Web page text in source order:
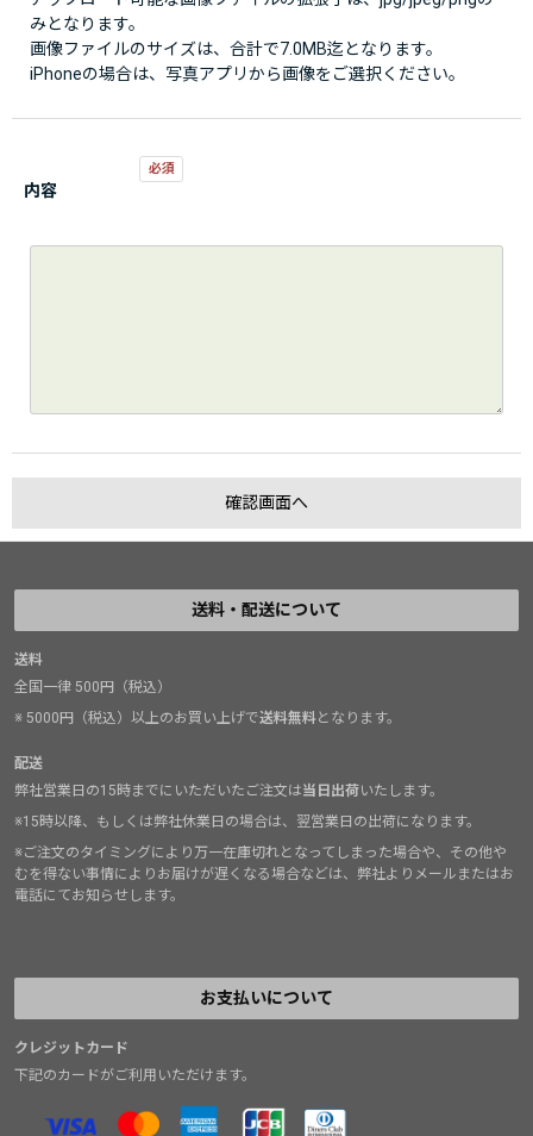
みとなります。
画像ファイルのサイズは、合計で7.0MB迄となります。
iPhoneの場合は、写真アプリから画像をご選択ください。
内容
送料・配送について
送料
全国一律 500円（税込）
※ 5000円（税込）以上のお買い上げで送料無料となります。
配送
弊社営業日の15時までにいただいたご注文は当日出荷いたします。
※15時以降、もしくは弊社休業日の場合は、翌営業日の出荷になります。
※ご注文のタイミングにより万一在庫切れとなってしまった場合や、その他や
むを得ない事情によりお届けが遅くなる場合などは、弊社よりメールまたはお
電話にてお知らせします。
お支払いについて
クレジットカード
下記のカードがご利用いただけます。